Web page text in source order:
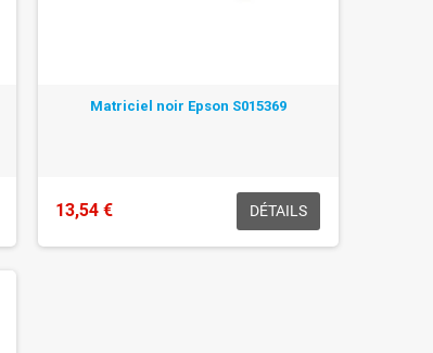
Matriciel noir Epson S015369
13,54 € DÉTAILS